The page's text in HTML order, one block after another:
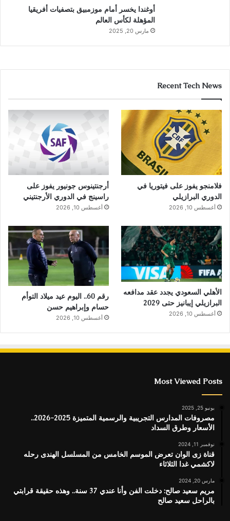
أوغندا يخسر أمام موزمبيق بتصفيات أفريقيا
المؤهلة لكأس العالم
مارس 20, 2025
Recent Tech News
فلامنجو يفوز على فيتوريا في
الدوري البرازيلي
أغسطس 10, 2026
أرجنتينوس جونيور يفوز على
راسينج في الدوري الأرجنتيني
أغسطس 10, 2026
الأهلي السعودي يجدد عقد مدافعه
البرازيلي إيبانيز حتى 2029
أغسطس 10, 2026
رقم 60.. اليوم عيد ميلاد التوأم
حسام وإبراهيم حسن
أغسطس 10, 2026
Most Viewed Posts
يونيو 25, 2025
مصروفات المدارس التجريبية والرسمية المتميزة 2025-2026..
الأسعار وطرق السداد
نوفمبر 11, 2024
قناة زى الوان تعرض الموسم الخامس من المسلسل الهندى رحله
لاكشمي غدا الثلاثاء
مارس 20, 2024
مريم سعيد صالح: دخلت الفن وأنا عندي 37 سنة.. وهذه حقيقة قرابتي
بالراحل سعيد صالح